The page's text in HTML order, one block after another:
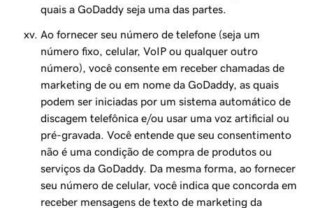
quais a GoDaddy seja uma das partes.
Ao fornecer seu número de telefone (seja um
número fixo, celular, VoIP ou qualquer outro
número), você consente em receber chamadas de
marketing de ou em nome da GoDaddy, as quais
podem ser iniciadas por um sistema automático de
discagem telefônica e/ou usar uma voz artificial ou
pré-gravada. Você entende que seu consentimento
não é uma condição de compra de produtos ou
serviços da GoDaddy. Da mesma forma, ao fornecer
seu número de celular, você indica que concorda em
receber mensagens de texto de marketing da